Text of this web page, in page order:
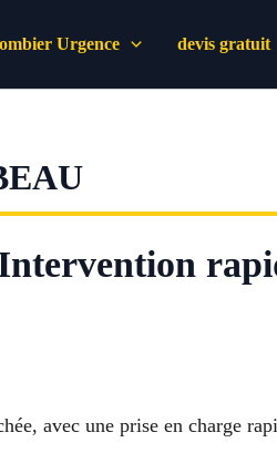
Urgence devis gratuit
avec une prise en charge